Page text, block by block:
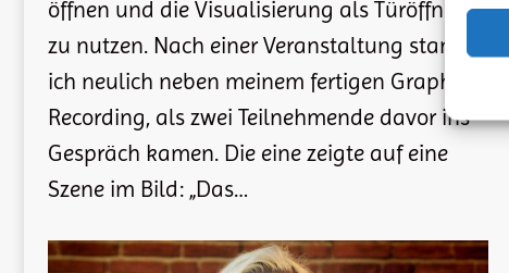
öffnen und die Visualisierung als Türöffner
zu nutzen. Nach einer Veranstaltung stand
ich neulich neben meinem fertigen Graphic
Recording, als zwei Teilnehmende davor ins
Gespräch kamen. Die eine zeigte auf eine
Szene im Bild: „Das…